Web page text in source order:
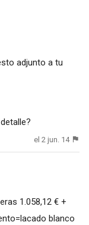
adjunto a tu
el 2 jun. 14
1.058,12 € +
blanco